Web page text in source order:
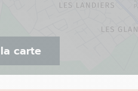
carte